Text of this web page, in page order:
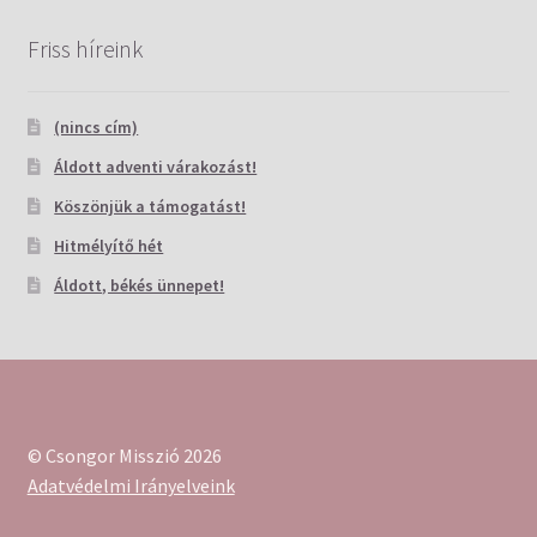
Friss híreink
(nincs cím)
Áldott adventi várakozást!
Köszönjük a támogatást!
Hitmélyítő hét
Áldott, békés ünnepet!
© Csongor Misszió 2026
Adatvédelmi Irányelveink